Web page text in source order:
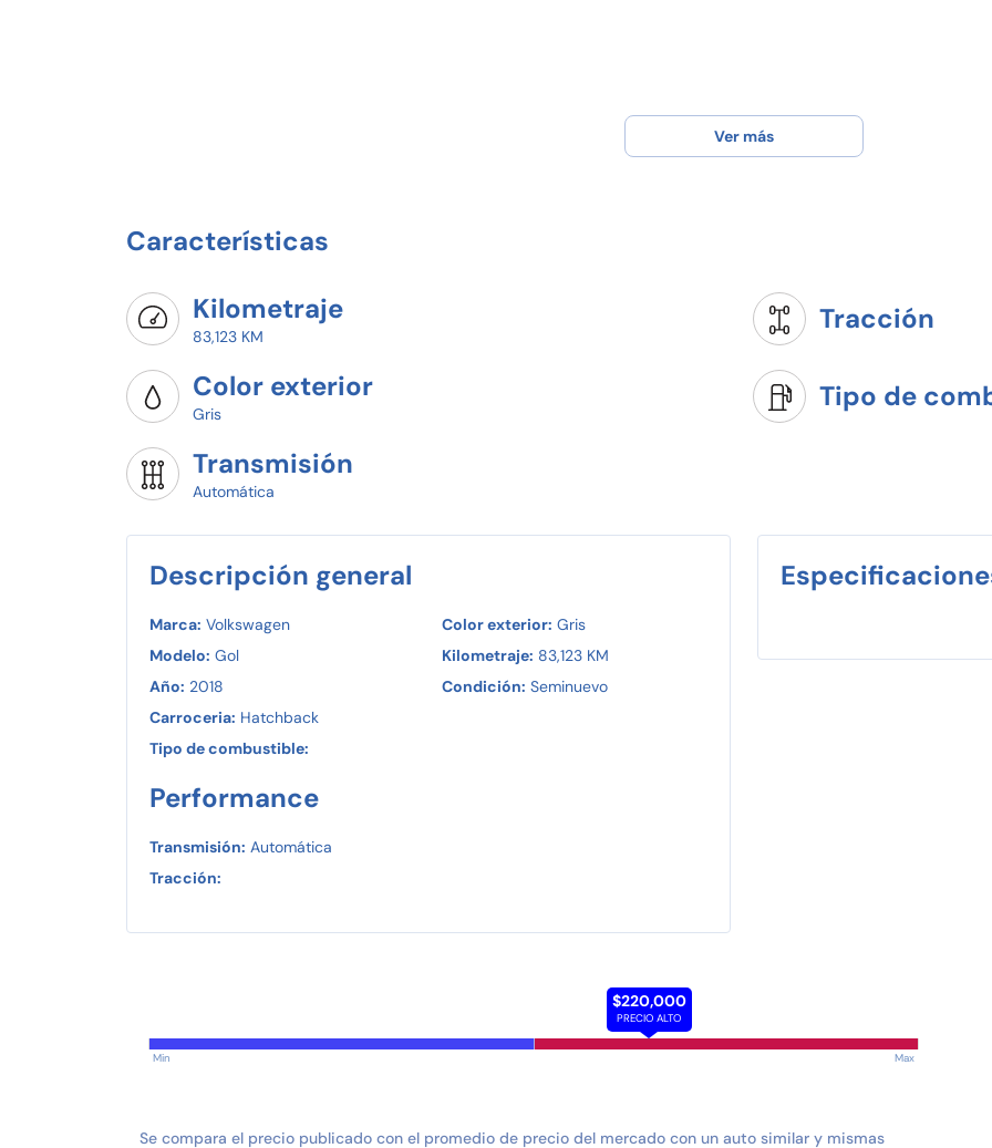
Ver más
Características
Kilometraje
83,123 KM
Tracción
Color exterior
Gris
Tipo de
Transmisión
Automática
Descripción general
Marca: Volkswagen
Modelo: Gol
Año: 2018
Carroceria: Hatchback
Tipo de combustible:
Color exterior: Gris
Kilometraje: 83,123 KM
Condición: Seminuevo
Performance
Transmisión: Automática
Tracción:
$220,000
PRECIO ALTO
Min Max
Se compara el precio publicado con el promedio de precio del mercado con un auto similar y mismas